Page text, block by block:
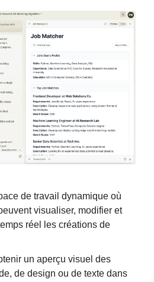
de travail dynamique où
visualiser, modifier et
réel les créations de
un aperçu visuel des
de design ou de texte dans